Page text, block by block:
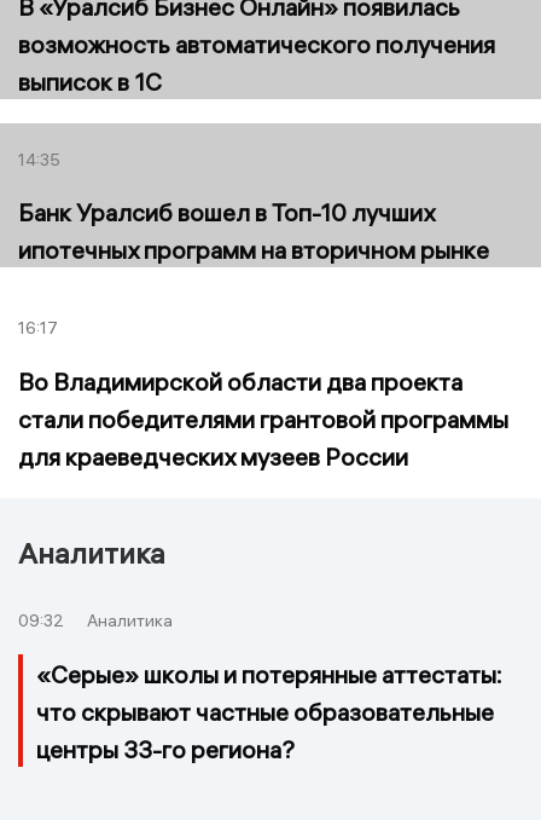
В «Уралсиб Бизнес Онлайн» появилась
возможность автоматического получения
выписок в 1С
14:35
Банк Уралсиб вошел в Топ-10 лучших
ипотечных программ на вторичном рынке
16:17
Во Владимирской области два проекта
стали победителями грантовой программы
для краеведческих музеев России
Аналитика
09:32 Аналитика
«Серые» школы и потерянные аттестаты:
что скрывают частные образовательные
центры 33-го региона?